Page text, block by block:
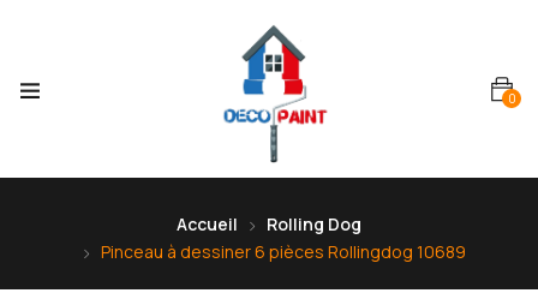
0
Accueil
Rolling Dog
Pinceau à dessiner 6 pièces Rollingdog 10689